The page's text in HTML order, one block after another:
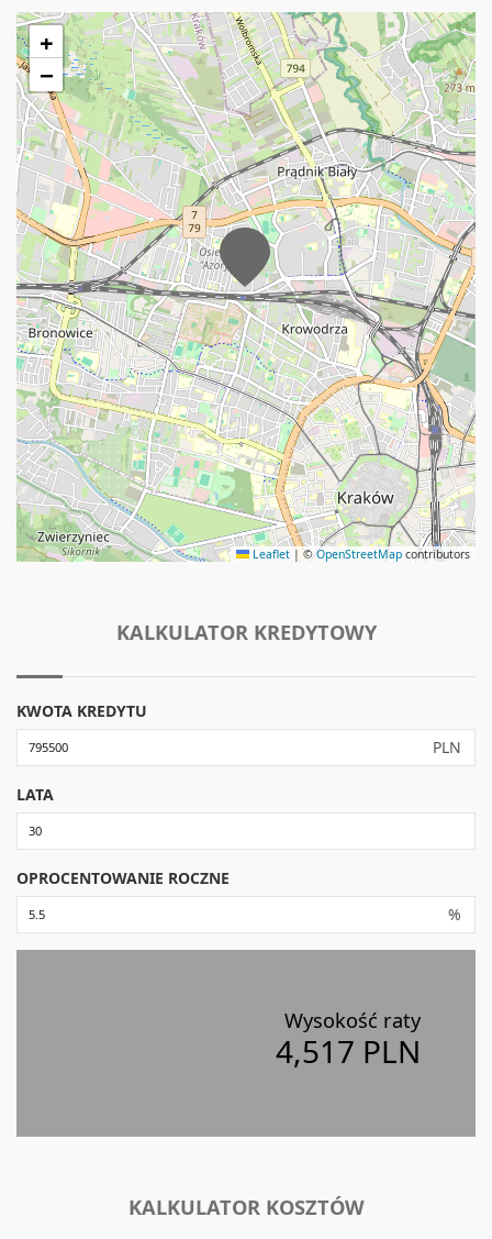
+
−
Leaflet | ©OpenStreetMap contributors
KALKULATOR KREDYTOWY
KWOTA KREDYTU
PLN
LATA
OPROCENTOWANIE ROCZNE
%
Wysokość raty
4,517 PLN
KALKULATOR KOSZTÓW